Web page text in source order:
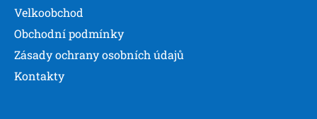
Velkoobchod
Obchodní podmínky
Zásady ochrany osobních údajů
Kontakty